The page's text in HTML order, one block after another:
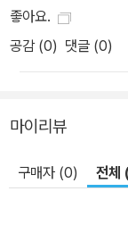
좋아요.
공감 (0) 댓글 (0)
마이리뷰
구매자 (0) 전체